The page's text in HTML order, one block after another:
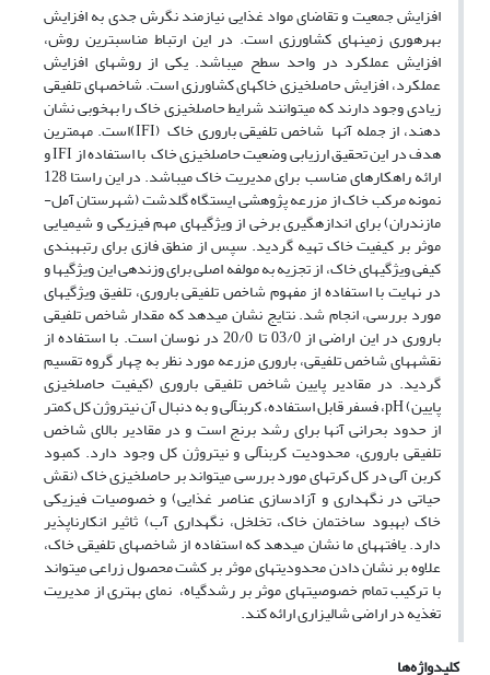
افزایش جمعیت و تقاضای مواد غذایی نیازمند نگرش جدی به افزایش
بهره­وری زمین­های کشاورزی است. در این ارتباط مناسب­ترین روش،
افزایش عملکرد در واحد سطح می­باشد. یکی از روش­های افزایش
عملکرد، افزایش حاصلخیزی خاک­های کشاورزی است. شاخص­های تلفیقی
زیادی وجود دارند که می­توانند شرایط حاصلخیزی خاک را به­خوبی نشان
­دهند، از جمله آن­ها شاخص تلفیقی باروری خاک (IFI)است. مهم­ترین
هدف در این تحقیق ارزیابی وضعیت حاصلخیزی خاک با استفاده از IFI و
ارائه راهکارهای مناسب برای مدیریت خاک می­باشد. در این راستا 128
نمونه مرکب خاک از مزرعه پژوهشی ایستگاه گلدشت (شهرستان آمل-
مازندران) برای اندازه­گیری برخی از ویژگی­های مهم فیزیکی و شیمیایی
موثر بر کیفیت خاک تهیه گردید. سپس از منطق فازی برای رتبه­بندی
کیفی ویژگی­های خاک، از تجزیه به مولفه اصلی برای وزن­دهی این ویژگی­ها و
در نهایت با استفاده از مفهوم شاخص تلفیقی باروری، تلفیق ویژگی­های
مورد بررسی، انجام شد. نتایج نشان می­دهد که مقدار شاخص تلفیقی
باروری در این اراضی از 03/0 تا 20/0 در نوسان است. با استفاده از
نقشه­های شاخص تلفیقی، باروری مزرعه مورد نظر به چهار گروه تقسیم
گردید. در مقادیر پایین شاخص تلفیقی باروری (کیفیت حاصلخیزی
پایین) pH، فسفر قابل استفاده، کربن­آلی و به دنبال آن نیتروژن کل کمتر
از حدود بحرانی آن­ها برای رشد برنج است و در مقادیر بالای شاخص
تلفیقی باروری، محدودیت کربن­آلی و نیتروژن کل وجود دارد. کمبود
کربن ­آلی در کل کرت­های مورد بررسی می­تواند بر حاصلخیزی خاک (نقش
حیاتی در نگهداری و آزادسازی عناصر غذایی) و خصوصیات فیزیکی
خاک (بهبود ساختمان خاک، تخلخل، نگهداری آب) ثاثیر انکارناپذیر
دارد. یافته­های ما نشان می­دهد که استفاده از شاخص­های تلفیقی خاک،
علاوه بر نشان دادن محدودیت­های موثر بر کشت محصول زراعی می­تواند
با ترکیب تمام خصوصیت­های موثر بر رشدگیاه، نمای بهتری از مدیریت
تغذیه در اراضی شالیزاری ارائه کند.
کلیدواژه‌ها